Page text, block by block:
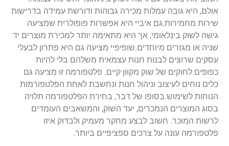
אולם, היא גובה עמלות מכירה גבוהות ודורשת עמידה בדרישות
שירות מחמירות.גם איביי היא אפשרות פופולרית שמציעה
גישה לשוק בינלאומי, אך היא מתאימה יותר למכירת מוצרים יד
שניה או מגזרים מיוחדים.שופיפיי מציעה גם היא פתרון לבעלי
עסקים שרוצים לבנות חנות עצמאית משלהם בלי להיות
כפופים לחוקים של שוק מקוון קיים. פלטפורמה זו מציעה גם
כלים נוחים לעיצוב וניהול חנות ונחשבת לאחת הפלטפורמות
הנוחות לשימוש.בסופו של דבר, בחירת הפלטפורמה תלויה
בסוג המוצרים הנמכרים, יעד השוק, והמשאבים העומדים
לרשות המוכר. חשוב לבצע מחקר מעמיק ולבדוק איזו
פלטפורמה עונה על צרכים ספציפיים ביותר.